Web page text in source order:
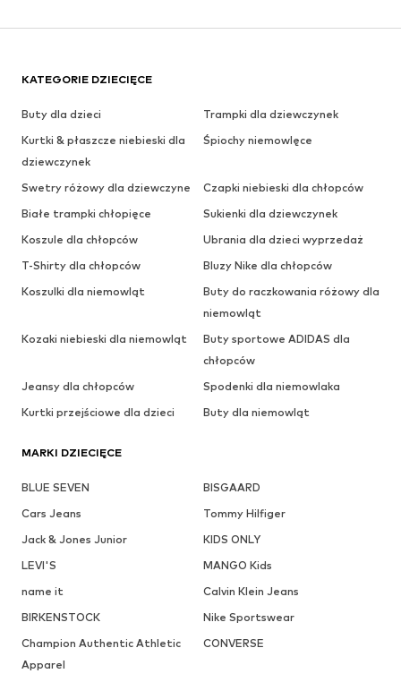
KATEGORIE DZIECIĘCE
Buty dla dzieci
Trampki dla dziewczynek
Kurtki & płaszcze niebieski dla
dziewczynek
Śpiochy niemowlęce
Swetry różowy dla dziewczyne
Czapki niebieski dla chłopców
Białe trampki chłopięce
Sukienki dla dziewczynek
Koszule dla chłopców
Ubrania dla dzieci wyprzedaż
T-Shirty dla chłopców
Bluzy Nike dla chłopców
Koszulki dla niemowląt
Buty do raczkowania różowy dla
niemowląt
Kozaki niebieski dla niemowląt
Buty sportowe ADIDAS dla
chłopców
Jeansy dla chłopców
Spodenki dla niemowlaka
Kurtki przejściowe dla dzieci
Buty dla niemowląt
MARKI DZIECIĘCE
BLUE SEVEN
BISGAARD
Cars Jeans
Tommy Hilfiger
Jack & Jones Junior
KIDS ONLY
LEVI'S
MANGO Kids
name it
Calvin Klein Jeans
BIRKENSTOCK
Nike Sportswear
Champion Authentic Athletic
Apparel
CONVERSE